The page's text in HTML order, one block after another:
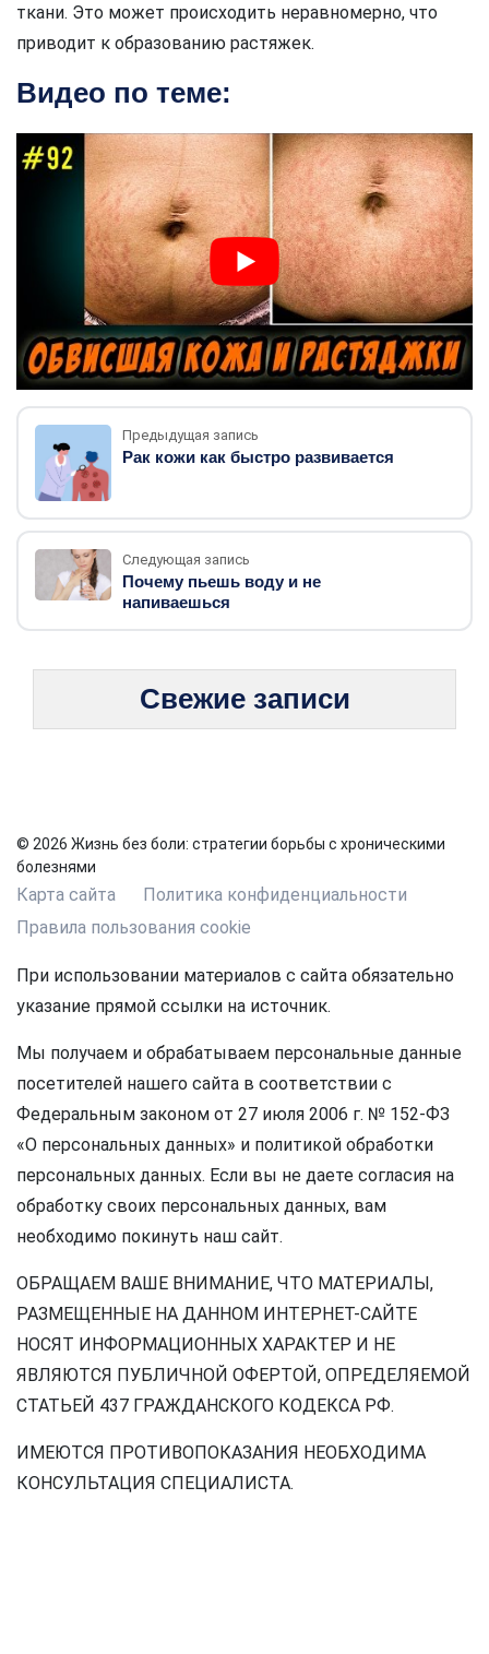
ткани. Это может происходить неравномерно, что
приводит к образованию растяжек.
Видео по теме:
Предыдущая запись
Рак кожи как быстро развивается
Следующая запись
Почему пьешь воду и не
напиваешься
Свежие записи
© 2026 Жизнь без боли: стратегии борьбы с хроническими
болезнями
Карта сайта
Политика конфиденциальности
Правила пользования cookie
При использовании материалов с сайта обязательно
указание прямой ссылки на источник.
Мы получаем и обрабатываем персональные данные
посетителей нашего сайта в соответствии с
Федеральным законом от 27 июля 2006 г. № 152-ФЗ
«О персональных данных» и политикой обработки
персональных данных. Если вы не даете согласия на
обработку своих персональных данных, вам
необходимо покинуть наш сайт.
ОБРАЩАЕМ ВАШЕ ВНИМАНИЕ, ЧТО МАТЕРИАЛЫ,
РАЗМЕЩЕННЫЕ НА ДАННОМ ИНТЕРНЕТ-САЙТЕ
НОСЯТ ИНФОРМАЦИОННЫХ ХАРАКТЕР И НЕ
ЯВЛЯЮТСЯ ПУБЛИЧНОЙ ОФЕРТОЙ, ОПРЕДЕЛЯЕМОЙ
СТАТЬЕЙ 437 ГРАЖДАНСКОГО КОДЕКСА РФ.
ИМЕЮТСЯ ПРОТИВОПОКАЗАНИЯ НЕОБХОДИМА
КОНСУЛЬТАЦИЯ СПЕЦИАЛИСТА.